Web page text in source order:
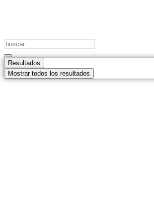
Search
Resultados
Mostrar todos los resultados